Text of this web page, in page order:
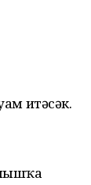
итәсәк.